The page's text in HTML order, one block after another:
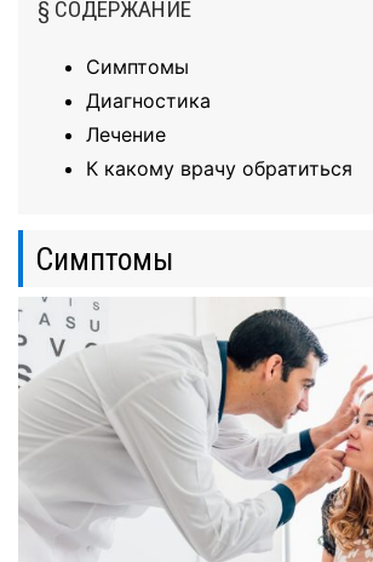
§ СОДЕРЖАНИЕ
Симптомы
Диагностика
Лечение
К какому врачу обратиться
Симптомы